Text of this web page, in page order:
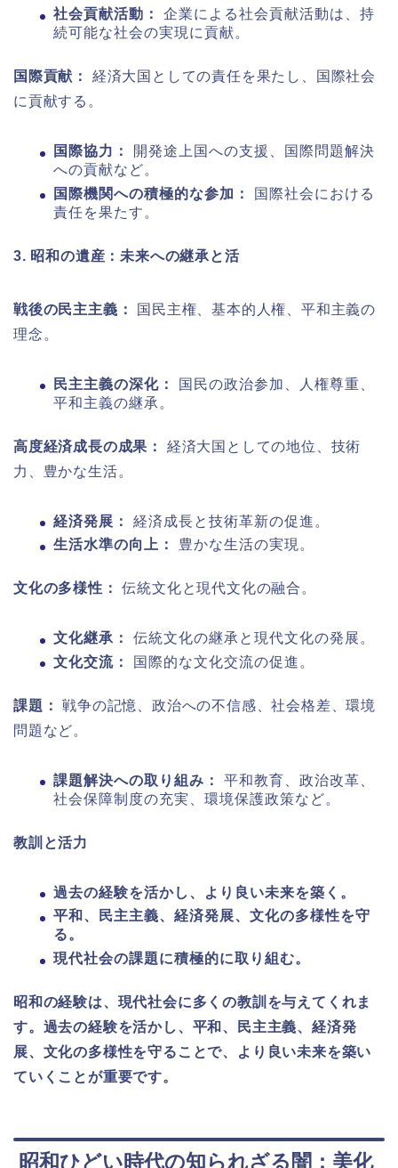
社会貢献活動：
企業による社会貢献活動は、持
続可能な社会の実現に貢献。
国際貢献：
経済大国としての責任を果たし、国際社会
に貢献する。
国際協力：
開発途上国への支援、国際問題解決
への貢献など。
国際機関への積極的な参加：
国際社会における
責任を果たす。
3. 昭和の遺産：未来への継承と活
戦後の民主主義：
国民主権、基本的人権、平和主義の
理念。
民主主義の深化：
国民の政治参加、人権尊重、
平和主義の継承。
高度経済成長の成果：
経済大国としての地位、技術
力、豊かな生活。
経済発展：
経済成長と技術革新の促進。
生活水準の向上：
豊かな生活の実現。
文化の多様性： 伝統文化と現代文化の融合。
文化継承：
伝統文化の継承と現代文化の発展。
文化交流：
国際的な文化交流の促進。
課題：
戦争の記憶、政治への不信感、社会格差、環境
問題など。
課題解決への取り組み：
平和教育、政治改革、
社会保障制度の充実、環境保護政策など。
教訓と活力
過去の経験を活かし、より良い未来を築く。
平和、民主主義、経済発展、文化の多様性を守
る。
現代社会の課題に積極的に取り組む。
昭和の経験は、現代社会に多くの教訓を与えてくれま
す。過去の経験を活かし、平和、民主主義、経済発
展、文化の多様性を守ることで、より良い未来を築い
ていくことが重要です。
昭和ひどい時代の知られざる闇：美化